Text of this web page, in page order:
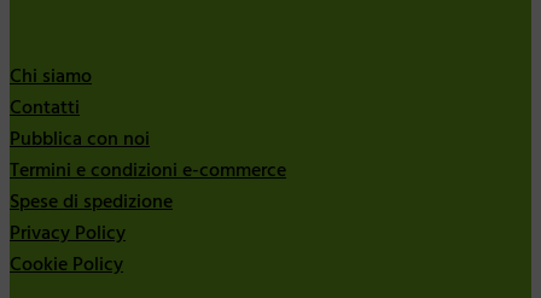
Chi siamo
Contatti
Pubblica con noi
Termini e condizioni e-commerce
Spese di spedizione
Privacy Policy
Cookie Policy